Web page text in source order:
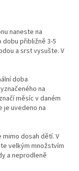
naneste na
přibližně 3-5
a srst vysušte. V
doba
na
měsíc v daném
je uvedeno na
dosah dětí. V
velkým množstvím
a neprodleně